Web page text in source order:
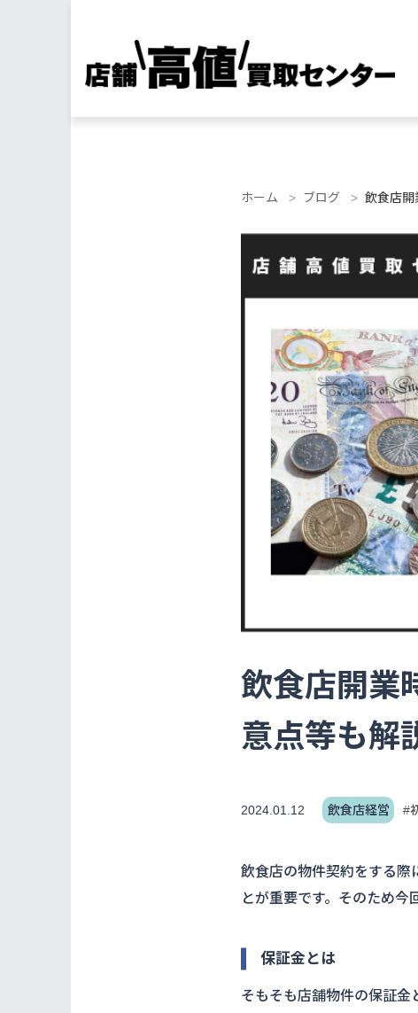
ホーム ブログ 飲食店開
飲食店開業
意点等も解
2024.01.12 飲食店経営 #
飲食店の物件契約をする際
とが重要です。そのため今
保証金とは
そもそも店舗物件の保証金